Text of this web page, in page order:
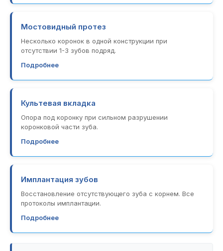
Мостовидный протез
Несколько коронок в одной конструкции при
отсутствии 1-3 зубов подряд.
Подробнее
Культевая вкладка
Опора под коронку при сильном разрушении
коронковой части зуба.
Подробнее
Имплантация зубов
Восстановление отсутствующего зуба с корнем. Все
протоколы имплантации.
Подробнее